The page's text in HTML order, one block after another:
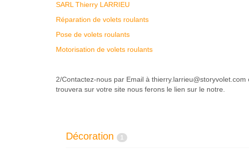
SARL Thierry LARRIEU
Réparation de volets roulants
Pose de volets roulants
Motorisation de volets roulants
2/Contactez-nous par Email à
trouvera sur votre site nous ferons le lien sur le notre.
Décoration 1